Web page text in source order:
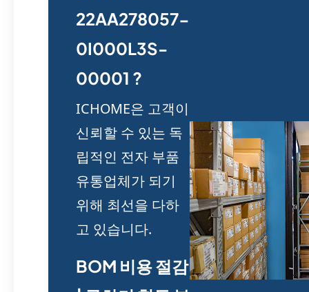
22AA278057-
0I000L3S-
00001 ?
ICHOME은 고객이
신뢰할 수 있는 독
립적인 전자 부품
유통업체가 되기
위해 최선을 다하
고 있습니다.
BOM 비용 절감